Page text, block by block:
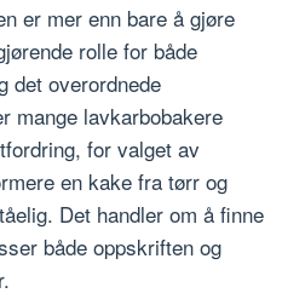
er mer enn bare å gjøre
rolle for både
det overordnede
mange lavkarbobakere
for valget av
en kake fra tørr og
Det handler om å finne
både oppskriften og